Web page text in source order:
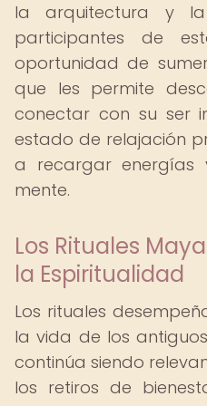
la arquitectura y
participantes de
oportunidad de
que les permite
conectar con su ser
estado de relajación
a recargar energías
mente.
Los Rituales
la Espiritualidad
Los rituales
la vida de los
continúa siendo
los retiros de